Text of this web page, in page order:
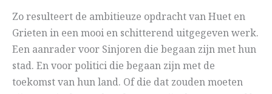
Zo resulteert de ambitieuze opdracht van Huet en
Grieten in een mooi en schitterend uitgegeven werk.
Een aanrader voor Sinjoren die begaan zijn met hun
stad. En voor politici die begaan zijn met de
toekomst van hun land. Of die dat zouden moeten